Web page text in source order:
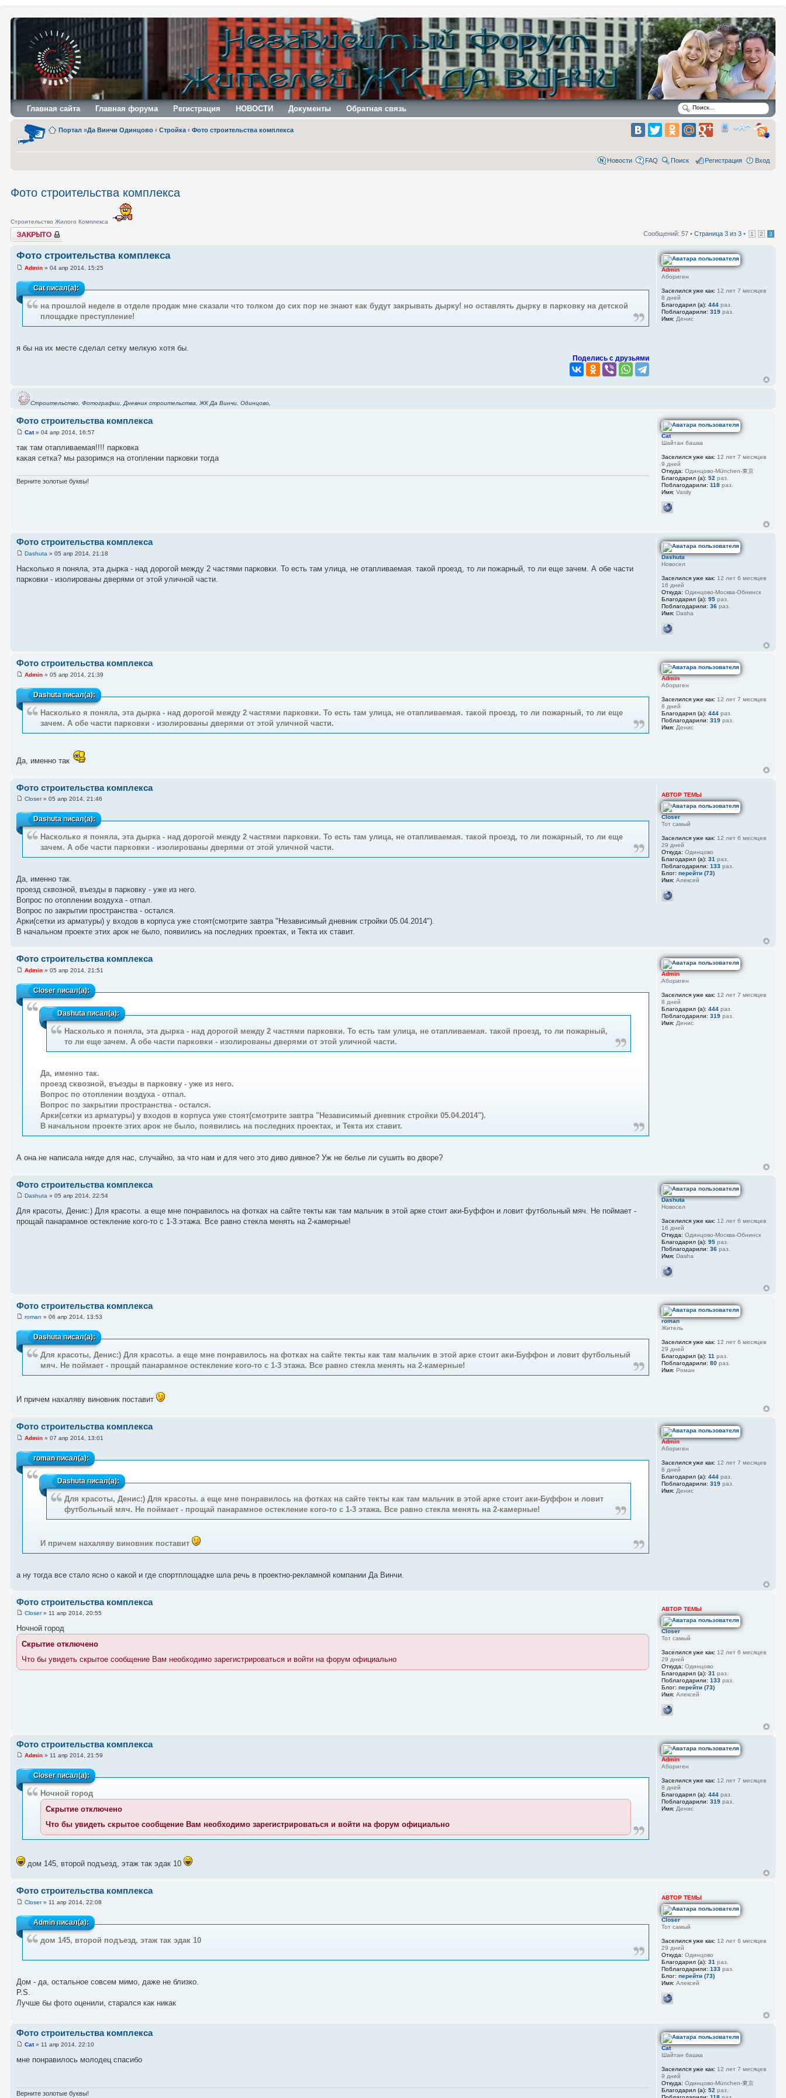
Главная сайта Главная форума Регистрация НОВОСТИ Документы Обратная связь
Портал »Да Винчи Одинцово ‹ Стройка ‹ Фото строительства комплекса
Новости FAQ Поиск Регистрация Вход
Фото строительства комплекса
Строительство Жилого Комплекса
Закрыто Сообщений: 57 • Страница 3 из 3 • 1 2 3
Фото строительства комплекса
Admin » 04 апр 2014, 15:25
Catписал(а):
на прошлой неделе в отделе продаж мне сказали что толком до сих пор не знают как будут закрывать дырку! но оставлять дырку в парковку на детской
площадке преступление!
я бы на их месте сделал сетку мелкую хотя бы.
Поделись с друзьями
Admin
Абориген
Заселился уже как: 12 лет 7 месяцев
8 дней
Благодарил (а): 444раз.
Поблагодарили: 319раз.
Имя: Денис
Строительство, Фотографии, Дневник строительства, ЖК Да Винчи, Одинцово,
Фото строительства комплекса
Cat» 04 апр 2014, 16:57
так там отапливаемая!!!! парковка
какая сетка? мы разоримся на отоплении парковки тогда
Верните золотые буквы!
Cat
Шайтан башка
Заселился уже как: 12 лет 7 месяцев
9 дней
Откуда: Одинцово-München-東京
Благодарил (а): 52 раз.
Поблагодарили: 118раз.
Имя: Vasily
Фото строительства комплекса
Dashuta » 05 апр 2014, 21:18
Насколько я поняла, эта дырка - над дорогой между 2 частями парковки. То есть там улица, не отапливаемая. такой проезд, то ли пожарный, то ли еще зачем. А обе части
парковки - изолированы дверями от этой уличной части.
Dashuta
Новосел
Заселился уже как: 12 лет 6 месяцев
16 дней
Откуда: Одинцово-Москва-Обнинск
Благодарил (а): 95раз.
Поблагодарили: 36раз.
Имя: Dasha
Фото строительства комплекса
Admin » 05 апр 2014, 21:39
Dashutaписал(а):
Насколько я поняла, эта дырка - над дорогой между 2 частями парковки. То есть там улица, не отапливаемая. такой проезд, то ли пожарный, то ли еще
зачем. А обе части парковки - изолированы дверями от этой уличной части.
Да, именно так
Admin
Абориген
Заселился уже как: 12 лет 7 месяцев
8 дней
Благодарил (а): 444раз.
Поблагодарили: 319раз.
Имя: Денис
Фото строительства комплекса
Closer» 05 апр 2014, 21:46
Dashutaписал(а):
Насколько я поняла, эта дырка - над дорогой между 2 частями парковки. То есть там улица, не отапливаемая. такой проезд, то ли пожарный, то ли еще
зачем. А обе части парковки - изолированы дверями от этой уличной части.
Да, именно так.
проезд сквозной, въезды в парковку - уже из него.
Вопрос по отоплении воздуха - отпал.
Вопрос по закрытии пространства - остался.
Арки(сетки из арматуры) у входов в корпуса уже стоят(смотрите завтра "Независимый дневник стройки 05.04.2014").
В начальном проекте этих арок не было, появились на последних проектах, и Текта их ставит.
АВТОР ТЕМЫ
Closer
Тот самый
Заселился уже как: 12 лет 6 месяцев
29 дней
Откуда: Одинцово
Благодарил (а): 31 раз.
Поблагодарили: 133раз.
Блог: перейти (73)
Имя: Алексей
Фото строительства комплекса
Admin » 05 апр 2014, 21:51
Closerписал(а):
Dashutaписал(а):
Насколько я поняла, эта дырка - над дорогой между 2 частями парковки. То есть там улица, не отапливаемая. такой проезд, то ли пожарный,
то ли еще зачем. А обе части парковки - изолированы дверями от этой уличной части.
Да, именно так.
проезд сквозной, въезды в парковку - уже из него.
Вопрос по отоплении воздуха - отпал.
Вопрос по закрытии пространства - остался.
Арки(сетки из арматуры) у входов в корпуса уже стоят(смотрите завтра "Независимый дневник стройки 05.04.2014").
В начальном проекте этих арок не было, появились на последних проектах, и Текта их ставит.
А она не написала нигде для нас, случайно, за что нам и для чего это диво дивное? Уж не белье ли сушить во дворе?
Admin
Абориген
Заселился уже как: 12 лет 7 месяцев
8 дней
Благодарил (а): 444раз.
Поблагодарили: 319раз.
Имя: Денис
Фото строительства комплекса
Dashuta » 05 апр 2014, 22:54
Для красоты, Денис:) Для красоты. а еще мне понравилось на фотках на сайте текты как там мальчик в этой арке стоит аки-Буффон и ловит футбольный мяч. Не поймает -
прощай панарамное остекление кого-то с 1-3 этажа. Все равно стекла менять на 2-камерные!
Dashuta
Новосел
Заселился уже как: 12 лет 6 месяцев
16 дней
Откуда: Одинцово-Москва-Обнинск
Благодарил (а): 95раз.
Поблагодарили: 36раз.
Имя: Dasha
Фото строительства комплекса
roman » 06 апр 2014, 13:53
Dashutaписал(а):
Для красоты, Денис:) Для красоты. а еще мне понравилось на фотках на сайте текты как там мальчик в этой арке стоит аки-Буффон и ловит футбольный
мяч. Не поймает - прощай панарамное остекление кого-то с 1-3 этажа. Все равно стекла менять на 2-камерные!
И причем нахаляву виновник поставит
roman
Житель
Заселился уже как: 12 лет 6 месяцев
29 дней
Благодарил (а): 11 раз.
Поблагодарили: 80раз.
Имя: Роман
Фото строительства комплекса
Admin » 07 апр 2014, 13:01
romanписал(а):
Dashutaписал(а):
Для красоты, Денис:) Для красоты. а еще мне понравилось на фотках на сайте текты как там мальчик в этой арке стоит аки-Буффон и ловит
футбольный мяч. Не поймает - прощай панарамное остекление кого-то с 1-3 этажа. Все равно стекла менять на 2-камерные!
И причем нахаляву виновник поставит
а ну тогда все стало ясно о какой и где спортплощадке шла речь в проектно-рекламной компании Да Винчи.
Admin
Абориген
Заселился уже как: 12 лет 7 месяцев
8 дней
Благодарил (а): 444раз.
Поблагодарили: 319раз.
Имя: Денис
Фото строительства комплекса
Closer» 11 апр 2014, 20:55
Ночной город
Скрытие отключено
Что бы увидеть скрытое сообщение Вам необходимо зарегистрироваться и войти на форум официально
АВТОР ТЕМЫ
Closer
Тот самый
Заселился уже как: 12 лет 6 месяцев
29 дней
Откуда: Одинцово
Благодарил (а): 31 раз.
Поблагодарили: 133раз.
Блог: перейти (73)
Имя: Алексей
Фото строительства комплекса
Admin » 11 апр 2014, 21:59
Closerписал(а):
Ночной город
Скрытие отключено
Что бы увидеть скрытое сообщение Вам необходимо зарегистрироваться и войти на форум официально
дом 145, второй подъезд, этаж так эдак 10
Admin
Абориген
Заселился уже как: 12 лет 7 месяцев
8 дней
Благодарил (а): 444раз.
Поблагодарили: 319раз.
Имя: Денис
Фото строительства комплекса
Closer» 11 апр 2014, 22:08
Adminписал(а):
дом 145, второй подъезд, этаж так эдак 10
Дом - да, остальное совсем мимо, даже не близко.
P.S.
Лучше бы фото оценили, старался как никак
АВТОР ТЕМЫ
Closer
Тот самый
Заселился уже как: 12 лет 6 месяцев
29 дней
Откуда: Одинцово
Благодарил (а): 31 раз.
Поблагодарили: 133раз.
Блог: перейти (73)
Имя: Алексей
Фото строительства комплекса
Cat» 11 апр 2014, 22:10
мне понравилось молодец спасибо
Верните золотые буквы!
Cat
Шайтан башка
Заселился уже как: 12 лет 7 месяцев
9 дней
Откуда: Одинцово-München-東京
Благодарил (а): 52 раз.